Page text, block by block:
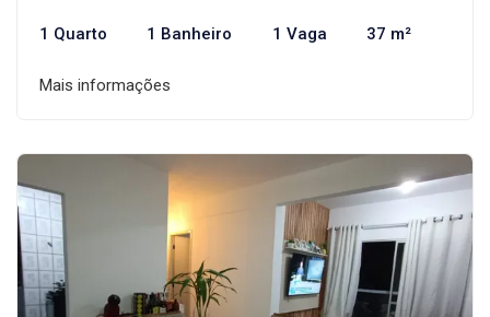
1 Quarto 1 Banheiro 1 Vaga 37 m²
Mais informações